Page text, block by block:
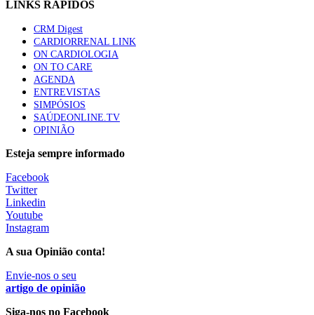
Quase quatro em cada dez doentes com enfarte
apresentavam níveis elevados de Lp(a), revela estudo
86 visualizações
Trodelvy aprovado para primeira linha no cancro da
mama triplo negativo metastático em doentes não
61 visualizações
MAIS NOTÍCIAS
Quase 11.900 jovens recorreram aos cheques psicólogo e
nutricionista no primeiro mês
ULS de Coimbra estreia cirurgia endoscópica do ouvido com
LINKS RÁPIDOS
CRM Digest
CARDIORRENAL LINK
ON CARDIOLOGIA
ON TO CARE
AGENDA
ENTREVISTAS
SIMPÓSIOS
SAÚDEONLINE.TV
OPINIÃO
Esteja sempre informado
Facebook
Twitter
Linkedin
Youtube
Instagram
A sua Opinião conta!
Envie-nos o seu
artigo de opinião
Siga-nos no Facebook